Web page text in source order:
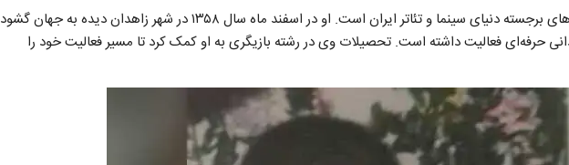
در سریال «گیلدخت»
امین میری یکی از چهره‌های برجسته دنیای سینما و تئاتر ایران است. او در اسفند ماه سال ۱۳۵۸ در شهر زاهدان دیده به جهان گشود
حرفه‌ای فعالیت داشته است. تحصیلات وی در رشته بازیگری به او کمک کرد تا مسیر فعالیت خود را